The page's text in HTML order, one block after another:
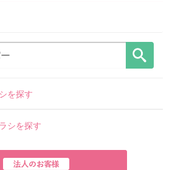
を探す
シを探す